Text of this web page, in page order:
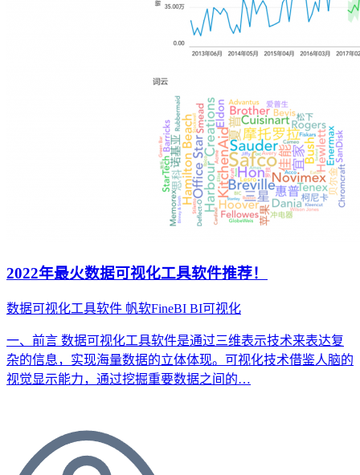
2022年最火数据可视化工具软件推荐！
数据可视化工具软件 帆软FineBI BI可视化
一、前言 数据可视化工具软件是通过三维表示技术来表达复
杂的信息，实现海量数据的立体体现。可视化技术借鉴人脑的
视觉显示能力，通过挖掘重要数据之间的…